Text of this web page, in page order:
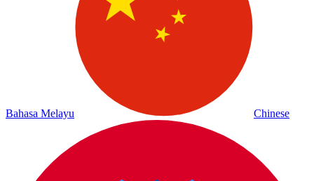
Bahasa Melayu Chinese